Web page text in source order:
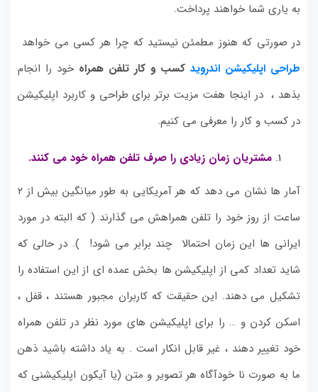
به یاری شما خواهند پرداخت.
در صورتی که هنوز مطمئن نیستید که چرا هر کسی می خواهد
طراحی اپلیکیشن اندروید کسب و کار تلفن همراه خود را انجام
بذهد ،در اینجا هفت مزیت برتر برای طراحی و کاربرد اپلیکیشن
در کسب و کار را معرفی می کنیم.
مشتریان زمان زیادی را صرف تلفن همراه خود می کنند.
آمار ها نشان می دهد که هر آمریکایی به طور میانگین بیش از ۲
ساعت از روز خود را تلفن همراهش می گذارند ( که البته در مورد
ایرانی ها این زمان احتمالا چند برابر می شود! ). در حالی که
شاید تعداد کمی از اپلیکیشن ها بخش عمده ای از این استفاده را
تشکیل می دهند. این حقیقت که کاربران مجبور هستند ، قفل ،
اسکن کردن و … را برای اپلیکیشن های مورد نظر در تلفن همراه
خود تغییر دهند ، غیر قابل انکار است . به یاد داشته باشید ذهن
ما به صورت نا خودآگاه هر تصویر و متن (یا آیکون اپلیکیشنی که